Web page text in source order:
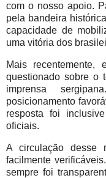
com o nosso apoio.
pela bandeira
capacidade de
uma vitória dos
Mais
questionado sobre o
imprensa
posicionamento
resposta foi
oficiais.
A circulação desse
facilmente
sempre foi